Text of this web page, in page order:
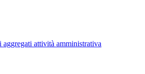
aggregati attività amministrativa